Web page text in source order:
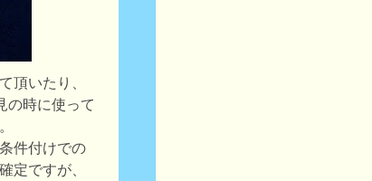
頂いたり、
の時に使って
件付けでの
定ですが、